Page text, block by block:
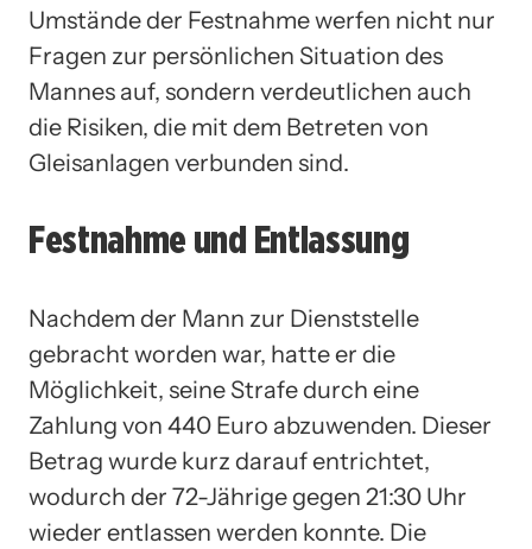
Umstände der Festnahme werfen nicht nur
Fragen zur persönlichen Situation des
Mannes auf, sondern verdeutlichen auch
die Risiken, die mit dem Betreten von
Gleisanlagen verbunden sind.
Festnahme und Entlassung
Nachdem der Mann zur Dienststelle
gebracht worden war, hatte er die
Möglichkeit, seine Strafe durch eine
Zahlung von 440 Euro abzuwenden. Dieser
Betrag wurde kurz darauf entrichtet,
wodurch der 72-Jährige gegen 21:30 Uhr
wieder entlassen werden konnte. Die